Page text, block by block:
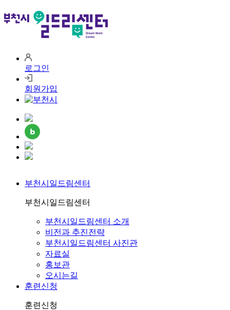
로그인
회원가입
인
스
타
그
블
로
카
플
러
는
길
부천시일드림센터
부천시일드림센터
부천시일드림센터 소개
비전과 추진전략
부천시일드림센터 사진관
자료실
홍보관
오시는길
훈련신청
훈련신청